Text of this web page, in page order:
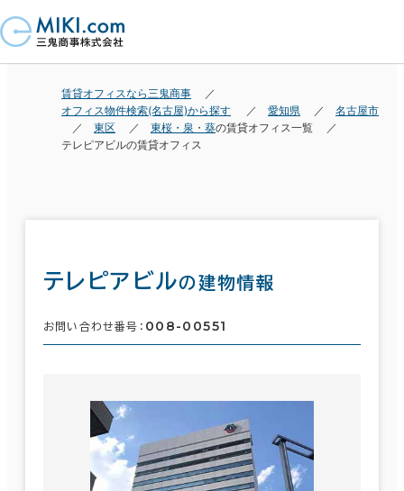
賃貸オフィスなら三鬼商事
オフィス物件検索(名古屋)から探す
愛知県
名古屋市
東区
東桜・泉・葵の賃貸オフィス一覧
テレピアビルの賃貸オフィス
テレピアビルの建物情報
お問い合わせ番号： 008-00551